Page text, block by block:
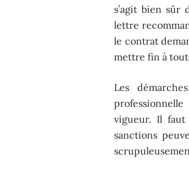
s’agit bien sûr
lettre
le contrat
mettre fin à
Les
vigueur. Il faut
sanctions